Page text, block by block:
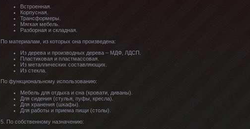
Встроенная.
Корпусная.
Трансформеры.
Мягкая мебель.
Разборная и складная.
По материалам, из которых она произведена:
Из дерева и производных дерева – МДФ, ЛДСП.
Пластиковая и пластмассовая.
Из металлических составляющих.
Из стекла.
По функциональному использованию:
Мебель для отдыха и сна (кровати, диваны).
Для сидения (стулья, пуфы, кресла).
Для хранения (шкафы).
Для работы и приема пищи (столы).
5. По собственному назначению: